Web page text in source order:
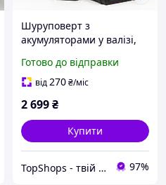
Шуруповерт з
акумуляторами у валізі,
викрутка, Компактний
легкий ручний
Готово до відправки
від270₴/міс
2 699₴
Купити
TopShops - твій інтернет магазин 97%